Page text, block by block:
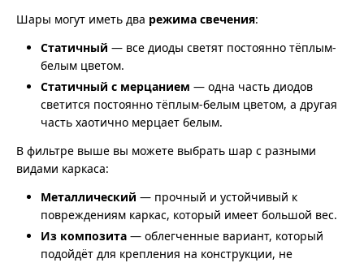
Шары могут иметь два режима свечения:
Статичный — все диоды светят постоянно тёплым-
белым цветом.
Статичный с мерцанием — одна часть диодов
светится постоянно тёплым-белым цветом, а другая
часть хаотично мерцает белым.
В фильтре выше вы можете выбрать шар с разными
видами каркаса:
Металлический — прочный и устойчивый к
повреждениям каркас, который имеет большой вес.
Из композита — облегченные вариант, который
подойдёт для крепления на конструкции, не